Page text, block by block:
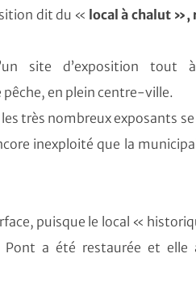
dit du « local à chalut »,
site d’exposition tout
en plein centre-ville.
très nombreux exposants
inexploité que la
puisque le local «
a été restaurée et elle